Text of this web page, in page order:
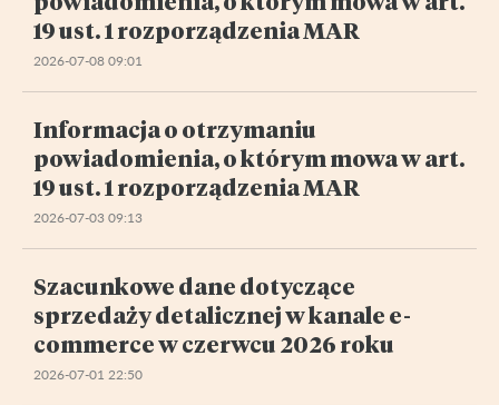
19 ust. 1 rozporządzenia MAR
2026-07-08 09:01
Informacja o otrzymaniu
powiadomienia, o którym mowa w art.
19 ust. 1 rozporządzenia MAR
2026-07-03 09:13
Szacunkowe dane dotyczące
sprzedaży detalicznej w kanale e-
commerce w czerwcu 2026 roku
2026-07-01 22:50